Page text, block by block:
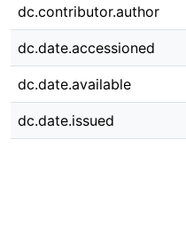
dc.contributor.author
dc.date.accessioned
dc.date.available
dc.date.issued